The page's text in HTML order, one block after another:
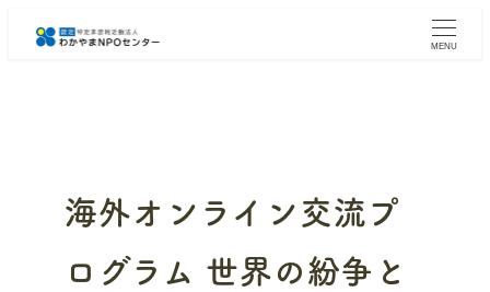
MENU
海外オンライン交流プ
ログラム 世界の紛争と